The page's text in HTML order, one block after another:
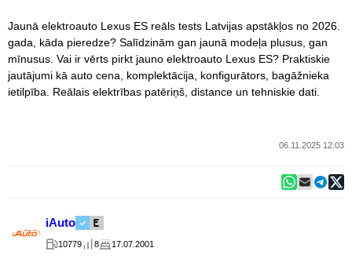
Jaunā elektroauto Lexus ES reāls tests Latvijas apstākļos no 2026.
gada, kāda pieredze? Salīdzinām gan jaunā modeļa plusus, gan
mīnusus. Vai ir vērts pirkt jauno elektroauto Lexus ES? Praktiskie
jautājumi kā auto cena, komplektācija, konfigurātors, bagāžnieka
ietilpība. Reālais elektrības patēriņš, distance un tehniskie dati.
06.11.2025 12:03
iAuto
10779 8 17.07.2001